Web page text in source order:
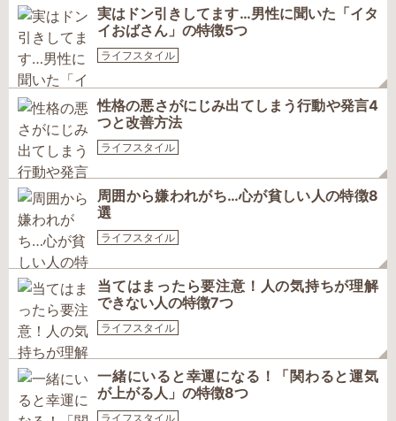
実はドン引きしてます…男性に聞いた「イタ
イおばさん」の特徴5つ
ライフスタイル
性格の悪さがにじみ出てしまう行動や発言4
つと改善方法
ライフスタイル
周囲から嫌われがち…心が貧しい人の特徴8
選
ライフスタイル
当てはまったら要注意！人の気持ちが理解
できない人の特徴7つ
ライフスタイル
一緒にいると幸運になる！「関わると運気
が上がる人」の特徴8つ
ライフスタイル